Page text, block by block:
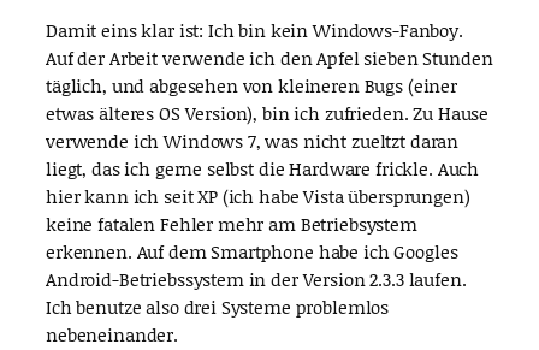
Damit eins klar ist: Ich bin kein Windows-Fanboy.
Auf der Arbeit verwende ich den Apfel sieben Stunden
täglich, und abgesehen von kleineren Bugs (einer
etwas älteres OS Version), bin ich zufrieden. Zu Hause
verwende ich Windows 7, was nicht zueltzt daran
liegt, das ich gerne selbst die Hardware frickle. Auch
hier kann ich seit XP (ich habe Vista übersprungen)
keine fatalen Fehler mehr am Betriebsystem
erkennen. Auf dem Smartphone habe ich Googles
Android-Betriebssystem in der Version 2.3.3 laufen.
Ich benutze also drei Systeme problemlos
nebeneinander.